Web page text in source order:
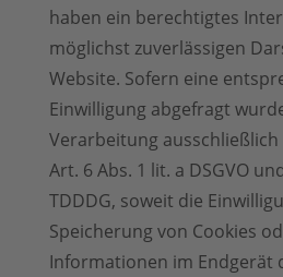
haben ein berechtigtes
möglichst zuverlässigen
Website. Sofern eine
Einwilligung abgefragt
Verarbeitung
Art. 6 Abs. 1 lit. a DSGVO
TDDDG, soweit die
Speicherung von Cookies
Informationen im Endgerät